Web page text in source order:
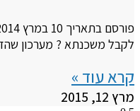
לקבל משכנתא ? מערכון
קרא עוד »
מרץ 12, 2015